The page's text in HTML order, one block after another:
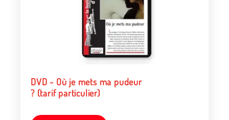
DVD - Où je mets ma pudeur
? (tarif particulier)